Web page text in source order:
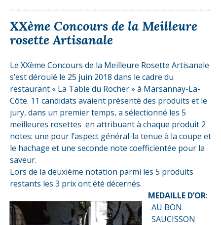
XXème Concours de la Meilleure
rosette Artisanale
Le XXème Concours de la Meilleure Rosette Artisanale
s’est déroulé le 25 juin 2018 dans le cadre du
restaurant « La Table du Rocher » à Marsannay-La-
Côte. 11 candidats avaient présenté des produits et le
jury, dans un premier temps, a sélectionné les 5
meilleures rosettes en attribuant à chaque produit 2
notes: une pour l’aspect général-la tenue à la coupe et
le hachage et une seconde note coefficientée pour la
saveur.
Lors de la deuxième notation parmi les 5 produits
restants les 3 prix ont été décernés.
MEDAILLE D’OR:
AU BON
SAUCISSON